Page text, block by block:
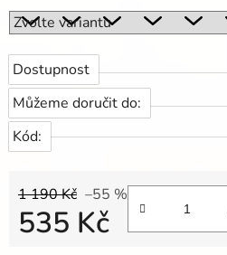
Dostupnost
Můžeme doručit do:
Kód:
1 190 Kč –55 %
535 Kč